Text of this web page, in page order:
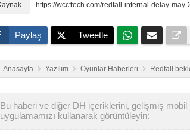
https://wccftech.com/redfall-internal-delay-may-
Paylaş Tweetle
Anasayfa Yazılım Oyunlar Haberleri Redfall
Bu haberi ve diğer DH içeriklerini, gelişmiş mobil
uygulamamızı kullanarak görüntüleyin: